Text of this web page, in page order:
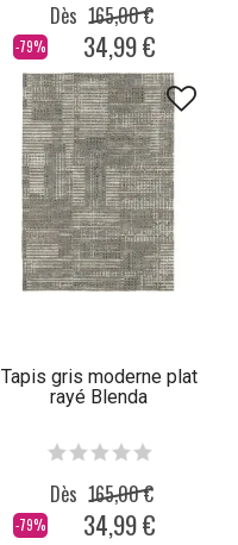
-79%
Dès 165,00 €
34,99 €
Tapis gris moderne plat
rayé Blenda
-79%
Dès 165,00 €
34,99 €